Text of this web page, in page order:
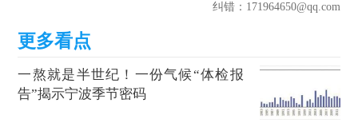
纠错：171964650@qq.com
一熬就是半世纪！一份气候“体检报
告”揭示宁波季节密码